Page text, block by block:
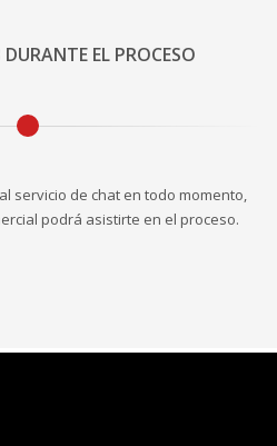
EL PROCESO
servicio de chat en todo momento,
podrá asistirte en el proceso.